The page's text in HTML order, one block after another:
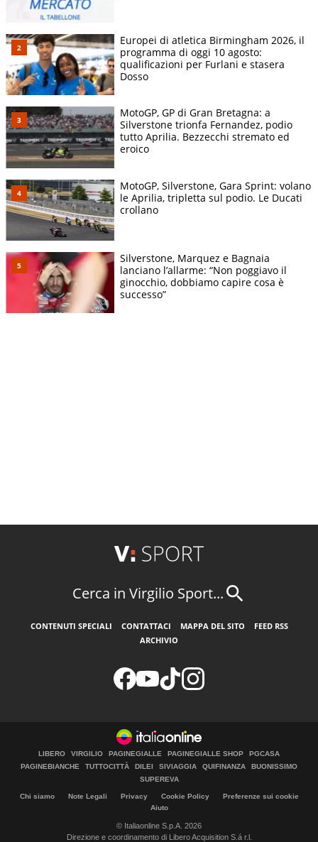
Europei di atletica Birmingham 2026, il
programma di oggi 10 agosto:
qualificazioni per Furlani e stasera
Dosso
MotoGP, GP di Gran Bretagna: a
Silverstone trionfa Fernandez, podio
tutto Aprilia. Bezzecchi stremato ed
eroico
MotoGP, Silverstone, Gara Sprint: volano
le Aprilia, tripletta sul podio. Le Ducati
crollano
Silverstone, Marquez e Bagnaia
lanciano l’allarme: “Non poggiavo il
ginocchio, dobbiamo capire cosa è
successo”
Cerca in Virgilio Sport...
CONTENUTI SPECIALI CONTATTACI MAPPA DEL SITO
FEED RSS
ARCHIVIO
LIBERO VIRGILIO PAGINEGIALLE PAGINEGIALLE SHOP
PGCASA
PAGINEBIANCHE
TUTTOCITTÀ DILEI SIVIAGGIA QUIFINANZA
BUONISSIMO
SUPEREVA
Chi siamo Note Legali Privacy Cookie Policy
Preferenze sui cookie
Aiuto
© Italiaonline S.p.A. 2026
Direzione e coordinamento di Libero Acquisition S.á r.l.